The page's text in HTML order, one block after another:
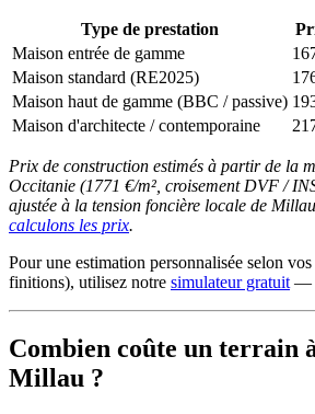
Type de prestation
Maison entrée de gamme
Maison standard (RE2025)
Maison haut de gamme (BBC / passive)
Maison d'architecte / contemporaine
Prix de construction estimés à partir de la
Occitanie (1771 €/m², croisement DVF /
ajustée à la tension foncière locale de
calculons les prix.
Pour une estimation personnalisée selon
finitions), utilisez notre simulateur gratuit—
Combien coûte un terrain
Millau ?